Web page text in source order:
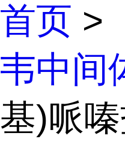
首页 >
韦中间
基)哌